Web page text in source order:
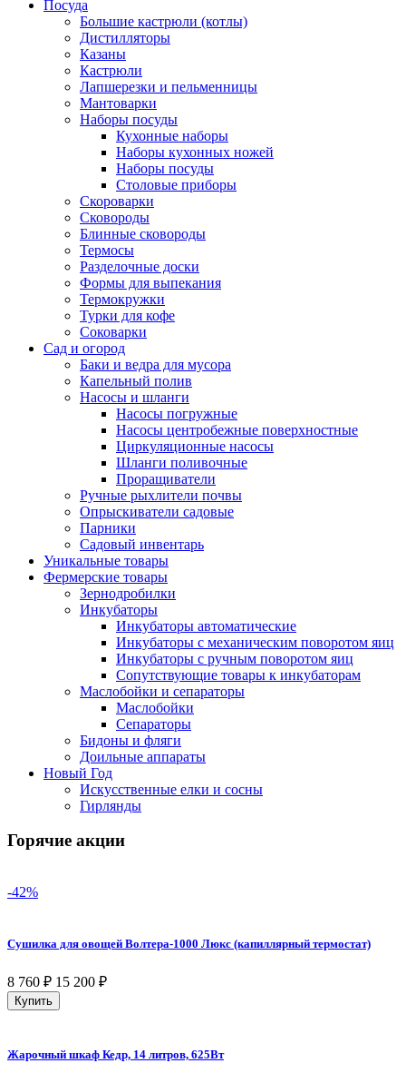
Посуда
Большие кастрюли (котлы)
Дистилляторы
Казаны
Кастрюли
Лапшерезки и пельменницы
Мантоварки
Наборы посуды
Кухонные наборы
Наборы кухонных ножей
Наборы посуды
Столовые приборы
Скороварки
Сковороды
Блинные сковороды
Термосы
Разделочные доски
Формы для выпекания
Термокружки
Турки для кофе
Соковарки
Сад и огород
Баки и ведра для мусора
Капельный полив
Насосы и шланги
Насосы погружные
Насосы центробежные поверхностные
Циркуляционные насосы
Шланги поливочные
Проращиватели
Ручные рыхлители почвы
Опрыскиватели садовые
Парники
Садовый инвентарь
Уникальные товары
Фермерские товары
Зернодробилки
Инкубаторы
Инкубаторы автоматические
Инкубаторы с механическим поворотом яиц
Инкубаторы с ручным поворотом яиц
Сопутствующие товары к инкубаторам
Маслобойки и сепараторы
Маслобойки
Сепараторы
Бидоны и фляги
Доильные аппараты
Новый Год
Искусственные елки и сосны
Гирлянды
Горячие акции
-42%
Сушилка для овощей Волтера-1000 Люкс (капиллярный термостат)
8 760 ₽ 15 200 ₽
Купить
Жарочный шкаф Кедр, 14 литров, 625Вт